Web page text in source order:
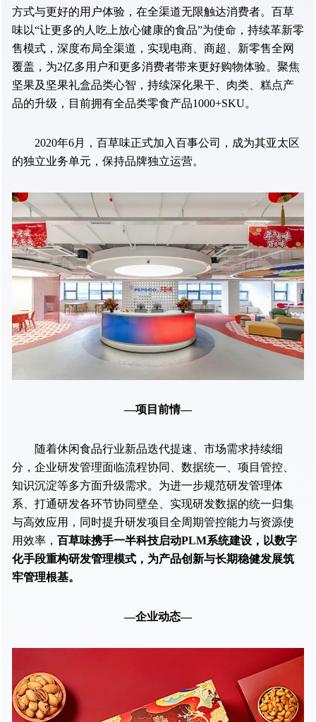
方式与更好的用户体验，在全渠道无限触达消费者。百草
味以“让更多的人吃上放心健康的食品”为使命，持续革新零
售模式，深度布局全渠道，实现电商、商超、新零售全网
覆盖，为2亿多用户和更多消费者带来更好购物体验。聚焦
坚果及坚果礼盒品类心智，持续深化果干、肉类、糕点产
品的升级，目前拥有全品类零食产品1000+SKU。
2020年6月，百草味正式加入百事公司，成为其亚太区
的独立业务单元，保持品牌独立运营。
—项目前情—
随着休闲食品行业新品迭代提速、市场需求持续细
分，企业研发管理面临流程协同、数据统一、项目管控、
知识沉淀等多方面升级需求。为进一步规范研发管理体
系、打通研发各环节协同壁垒、实现研发数据的统一归集
与高效应用，同时提升研发项目全周期管控能力与资源使
用效率， 百草味携手一半科技启动PLM系统建设，以数字
化手段重构研发管理模式，为产品创新与长期稳健发展筑
牢管理根基。
—企业动态—